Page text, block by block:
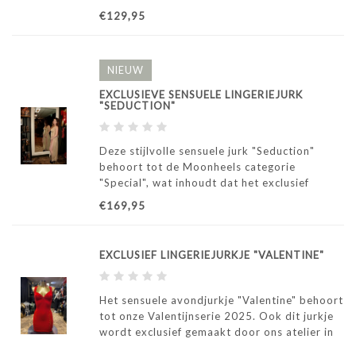
wordt gemaakt door ons atelier in Italië.
€129,95
NIEUW
EXCLUSIEVE SENSUELE LINGERIEJURK
"SEDUCTION"
Deze stijlvolle sensuele jurk "Seduction"
behoort tot de Moonheels categorie
"Special", wat inhoudt dat het exclusief
wordt gemaakt door ons atelier in Italië.
€169,95
EXCLUSIEF LINGERIEJURKJE "VALENTINE"
Het sensuele avondjurkje "Valentine" behoort
tot onze Valentijnserie 2025. Ook dit jurkje
wordt exclusief gemaakt door ons atelier in